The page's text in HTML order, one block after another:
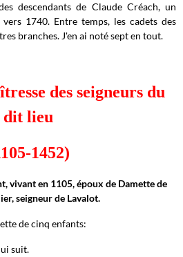
descendants de Claude Créach, un
1740. Entre temps, les cadets des
branches. J'en ai noté sept en tout.
des seigneurs du
dit lieu
1452)
vivant en 1105, époux de Damette de
seigneur de Lavalot.
de cinq enfants:
suit.